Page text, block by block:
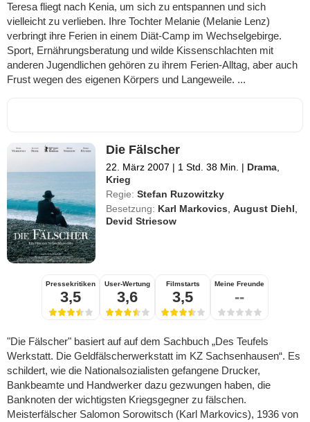
Teresa fliegt nach Kenia, um sich zu entspannen und sich
vielleicht zu verlieben. Ihre Tochter Melanie (Melanie Lenz)
verbringt ihre Ferien in einem Diät-Camp im Wechselgebirge.
Sport, Ernährungsberatung und wilde Kissenschlachten mit
anderen Jugendlichen gehören zu ihrem Ferien-Alltag, aber auch
Frust wegen des eigenen Körpers und Langeweile. ...
Die Fälscher
22. März 2007 | 1 Std. 38 Min. | Drama,
Krieg
Regie: Stefan Ruzowitzky
Besetzung: Karl Markovics,August Diehl,
Devid Striesow
Pressekritiken
3,5
User-Wertung
3,6
Filmstarts
3,5
Meine Freunde
--
"Die Fälscher" basiert auf auf dem Sachbuch „Des Teufels
Werkstatt. Die Geldfälscherwerkstatt im KZ Sachsenhausen“. Es
schildert, wie die Nationalsozialisten gefangene Drucker,
Bankbeamte und Handwerker dazu gezwungen haben, die
Banknoten der wichtigsten Kriegsgegner zu fälschen.
Meisterfälscher Salomon Sorowitsch (Karl Markovics), 1936 von